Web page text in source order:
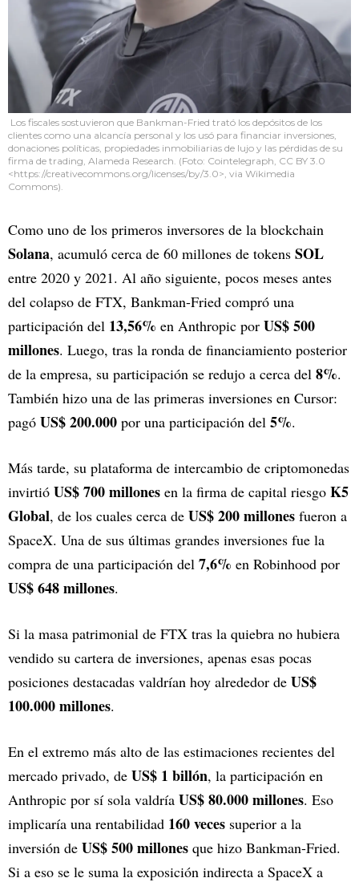
Los fiscales sostuvieron que Bankman-Fried trató los depósitos de los
clientes como una alcancía personal y los usó para financiar inversiones,
donaciones políticas, propiedades inmobiliarias de lujo y las pérdidas de su
firma de trading, Alameda Research. (Foto: Cointelegraph, CC BY 3.0
<https://creativecommons.org/licenses/by/3.0>, via Wikimedia
Commons).
Como uno de los primeros inversores de la blockchain
Solana, acumuló cerca de 60 millones de tokens SOL
entre 2020 y 2021. Al año siguiente, pocos meses antes
del colapso de FTX, Bankman-Fried compró una
participación del 13,56% en Anthropic por US$ 500
millones. Luego, tras la ronda de financiamiento posterior
de la empresa, su participación se redujo a cerca del 8%.
También hizo una de las primeras inversiones en Cursor:
pagó US$ 200.000 por una participación del 5%.
Más tarde, su plataforma de intercambio de criptomonedas
invirtió US$ 700 millones en la firma de capital riesgo K5
Global, de los cuales cerca de US$ 200 millones fueron a
SpaceX. Una de sus últimas grandes inversiones fue la
compra de una participación del 7,6% en Robinhood por
US$ 648 millones.
Si la masa patrimonial de FTX tras la quiebra no hubiera
vendido su cartera de inversiones, apenas esas pocas
posiciones destacadas valdrían hoy alrededor de US$
100.000 millones.
En el extremo más alto de las estimaciones recientes del
mercado privado, de US$ 1 billón, la participación en
Anthropic por sí sola valdría US$ 80.000 millones. Eso
implicaría una rentabilidad 160 veces superior a la
inversión de US$ 500 millones que hizo Bankman-Fried.
Si a eso se le suma la exposición indirecta a SpaceX a